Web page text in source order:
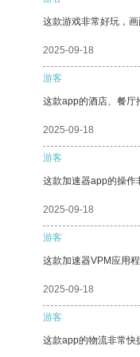
这款游戏非常好玩，
2025-09-18
游客
这款app的酒店、餐厅
2025-09-18
游客
这款加速器app的操作
2025-09-18
游客
这款加速器VPM应用
2025-09-18
游客
这款app的物流非常快